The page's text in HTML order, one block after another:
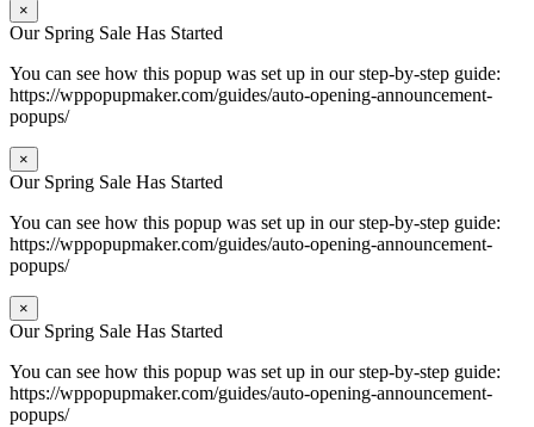
×
Our Spring Sale Has Started
You can see how this popup was set up in our step-by-step guide:
https://wppopupmaker.com/guides/auto-opening-announcement-
popups/
×
Our Spring Sale Has Started
You can see how this popup was set up in our step-by-step guide:
https://wppopupmaker.com/guides/auto-opening-announcement-
popups/
×
Our Spring Sale Has Started
You can see how this popup was set up in our step-by-step guide:
https://wppopupmaker.com/guides/auto-opening-announcement-
popups/